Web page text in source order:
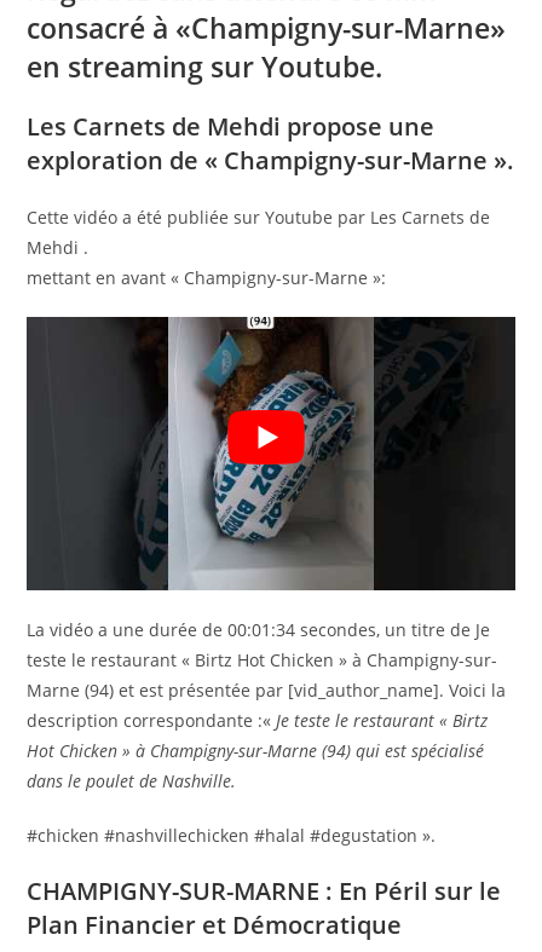
consacré à «Champigny-sur-Marne»
en streaming sur Youtube.
Les Carnets de Mehdi propose une
exploration de « Champigny-sur-Marne ».
Cette vidéo a été publiée sur Youtube par Les Carnets de
Mehdi .
mettant en avant « Champigny-sur-Marne »:
La vidéo a une durée de 00:01:34 secondes, un titre de Je
teste le restaurant « Birtz Hot Chicken » à Champigny-sur-
Marne (94) et est présentée par [vid_author_name]. Voici la
description correspondante :« Je teste le restaurant « Birtz
Hot Chicken » à Champigny-sur-Marne (94) qui est spécialisé
dans le poulet de Nashville.
#chicken #nashvillechicken #halal #degustation ».
CHAMPIGNY-SUR-MARNE : En Péril sur le
Plan Financier et Démocratique